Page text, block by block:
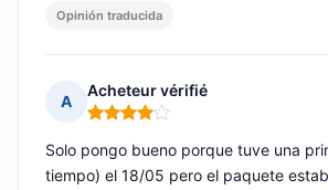
Opinión traducida
A
Acheteur vérifié
Nota: 4 de 5
Solo pongo bueno porque tuve una
tiempo) el 18/05 pero el paquete